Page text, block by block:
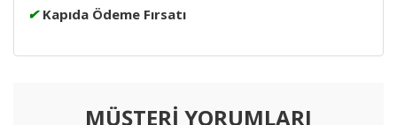
✔ Kapıda Ödeme Fırsatı
MÜŞTERİ YORUMLARI